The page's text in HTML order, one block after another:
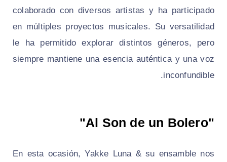
colaborado con diversos artistas y ha participado
en múltiples proyectos musicales. Su versatilidad
le ha permitido explorar distintos géneros, pero
siempre mantiene una esencia auténtica y una voz
inconfundible.
"Al Son de un Bolero"
En esta ocasión, Yakke Luna & su ensamble nos